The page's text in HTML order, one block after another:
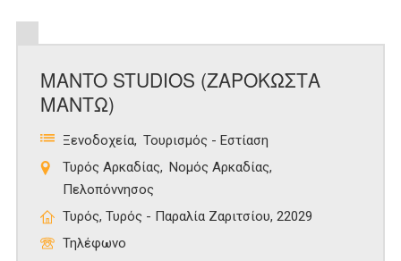
MANTO STUDIOS (ΖΑΡΟΚΩΣΤΑ
ΜΑΝΤΩ)
Ξενοδοχεία Τουρισμός - Εστίαση
Τυρός Αρκαδίας
Νομός Αρκαδίας
Πελοπόννησος
Τυρός, Τυρός - Παραλία Ζαριτσίου, 22029
Τηλέφωνο